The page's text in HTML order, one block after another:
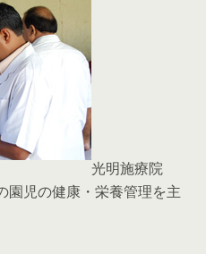
光明施療院
園児の健康・栄養管理を主